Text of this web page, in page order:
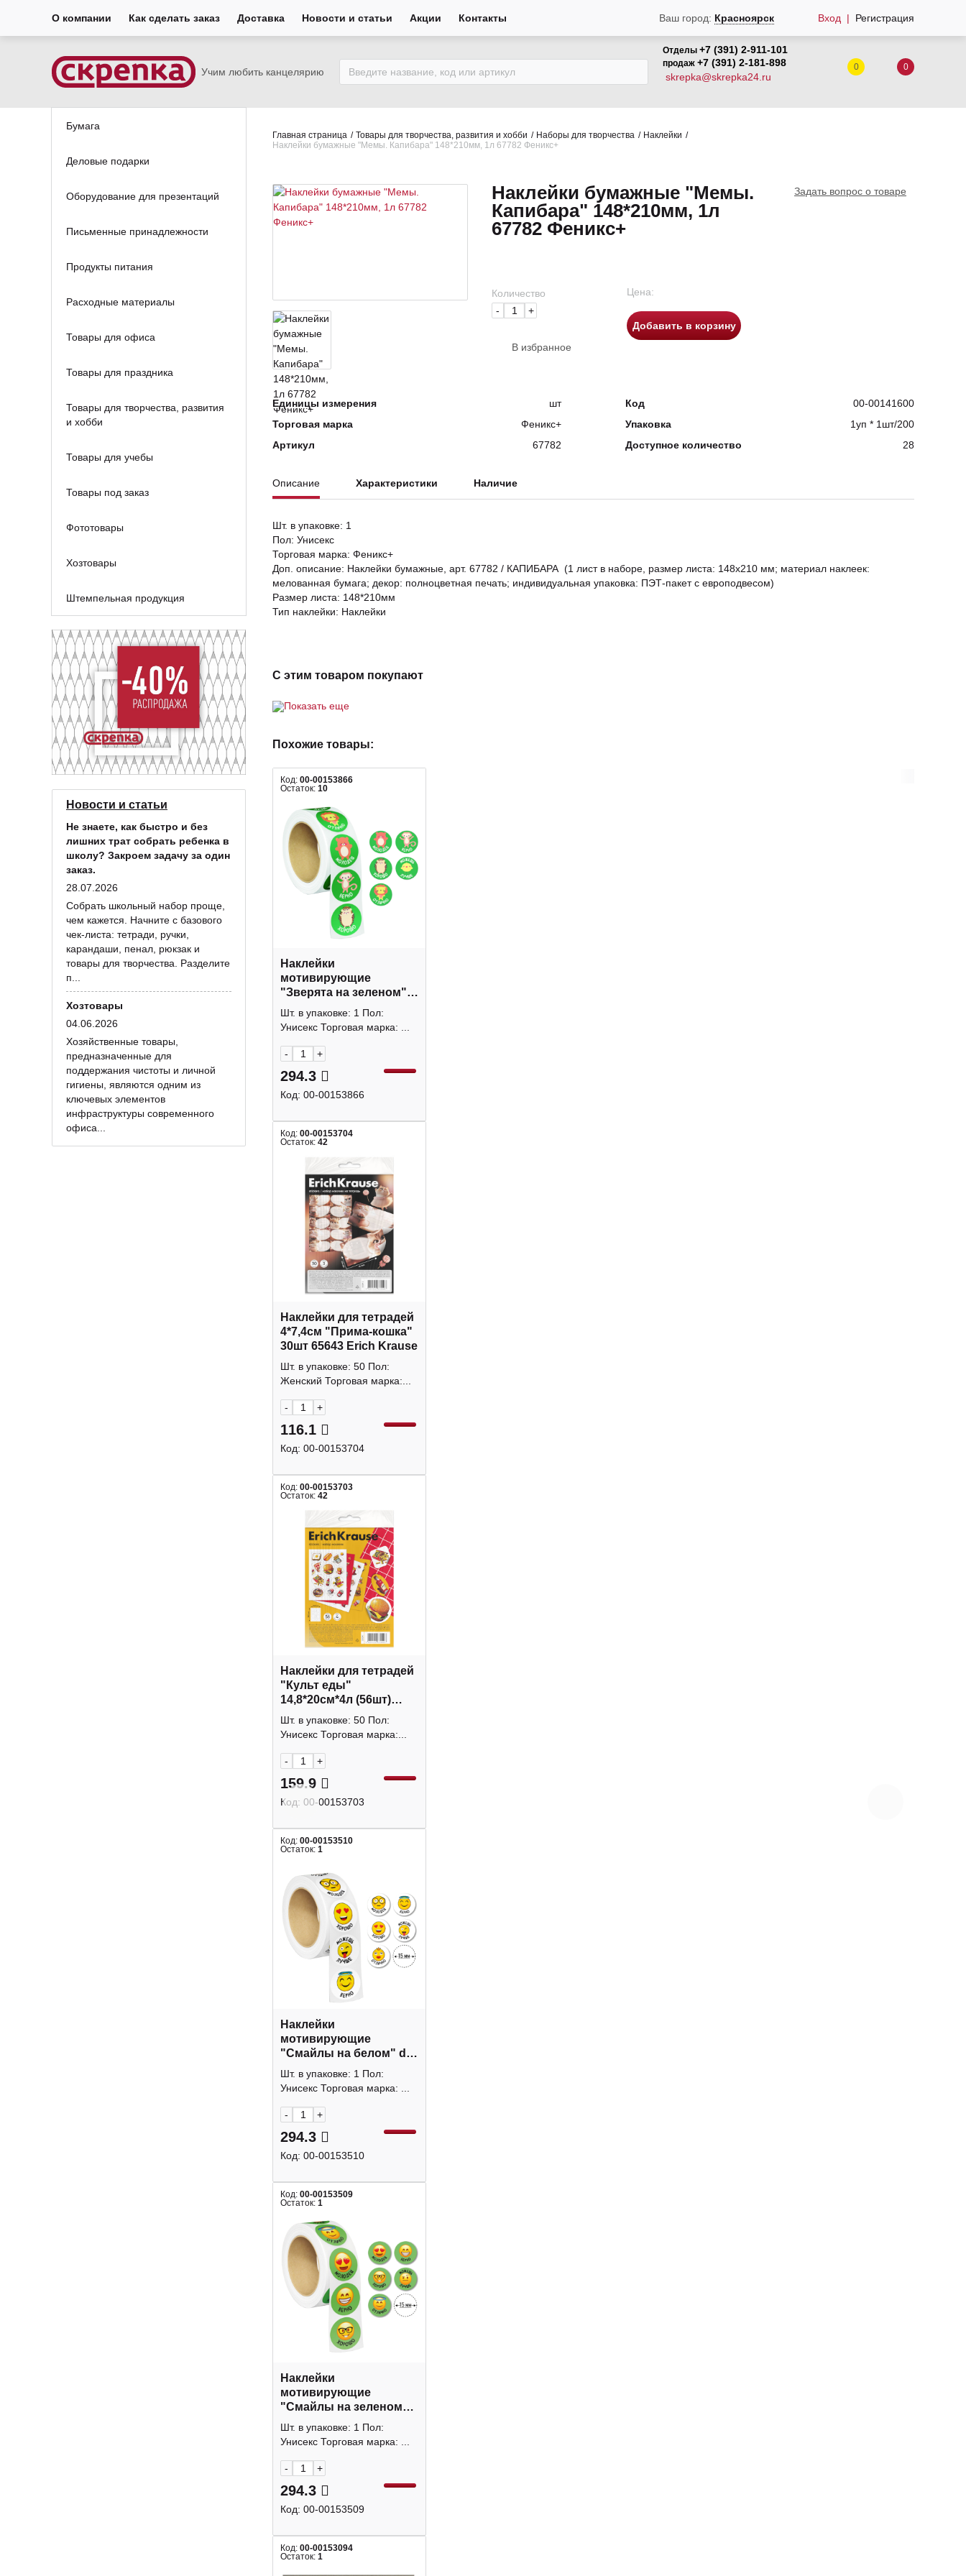
О компании Как сделать заказ Доставка Новости и статьи Акции Контакты Ваш город: Красноярск Вход Регистрация
Учим любить канцелярию
Отделы +7 (391) 2-911-101
продаж +7 (391) 2-181-898
skrepka@skrepka24.ru
0 0
Бумага
Деловые подарки
Оборудование для презентаций
Письменные принадлежности
Продукты питания
Расходные материалы
Товары для офиса
Товары для праздника
Товары для творчества, развития
и хобби
Товары для учебы
Товары под заказ
Фототовары
Хозтовары
Штемпельная продукция
Новости и статьи
Не знаете, как быстро и без
лишних трат собрать ребенка в
школу? Закроем задачу за один
заказ.
28.07.2026
Собрать школьный набор проще,
чем кажется. Начните с базового
чек-листа: тетради, ручки,
карандаши, пенал, рюкзак и
товары для творчества. Разделите
п...
Хозтовары
04.06.2026
Хозяйственные товары,
предназначенные для
поддержания чистоты и личной
гигиены, являются одним из
ключевых элементов
инфраструктуры современного
офиса...
Главная страница Товары для творчества, развития и хобби Наборы для творчества
Наклейки
Наклейки бумажные "Мемы. Капибара" 148*210мм, 1л 67782 Феникс+
Наклейки бумажные "Мемы.
Капибара" 148*210мм, 1л
67782 Феникс+
Задать вопрос о товаре
Количество
-
+
В избранное
Цена:
Добавить в корзину
Единицы измерения шт Код
00-00141600
Торговая марка
Феникс+ Упаковка
1уп * 1шт/200
Артикул
67782 Доступное количество 28
Описание Характеристики Наличие
Шт. в упаковке: 1
Пол: Унисекс
Торговая марка: Феникс+
Доп. описание: Наклейки бумажные, арт. 67782 / КАПИБАРА (1 лист в наборе, размер листа: 148x210 мм; материал наклеек:
мелованная бумага; декор: полноцветная печать; индивидуальная упаковка: ПЭТ-пакет с европодвесом)
Размер листа: 148*210мм
Тип наклейки: Наклейки
С этим товаром покупают
Показать еще
Похожие товары:
Код: 00-00153866
Остаток: 10
Наклейки
мотивирующие
"Зверята на зеленом"
d-15мм, 1000шт, рулон
8381 Квадра
Шт. в упаковке: 1 Пол:
Унисекс Торговая марка: ...
- +
294.3
Код: 00-00153866
Код: 00-00153704
Остаток: 42
Наклейки для тетрадей
4*7,4см "Прима-кошка"
30шт 65643 Erich Krause
Шт. в упаковке: 50 Пол:
Женский Торговая марка:...
- +
116.1
Код: 00-00153704
Код: 00-00153703
Остаток: 42
Наклейки для тетрадей
"Культ еды"
14,8*20см*4л (56шт)
65641 Erich Krause
Шт. в упаковке: 50 Пол:
Унисекс Торговая марка:...
- +
159.9
Код: 00-00153703
Код: 00-00153510
Остаток: 1
Наклейки
мотивирующие
"Смайлы на белом" d-
15мм, 1000шт, рулон
10324 Квадра
Шт. в упаковке: 1 Пол:
Унисекс Торговая марка: ...
- +
294.3
Код: 00-00153510
Код: 00-00153509
Остаток: 1
Наклейки
мотивирующие
"Смайлы на зеленом"
d-15мм, 1000шт, рулон
8597 Квадра
Шт. в упаковке: 1 Пол:
Унисекс Торговая марка: ...
- +
294.3
Код: 00-00153509
Код: 00-00153094
Остаток: 1